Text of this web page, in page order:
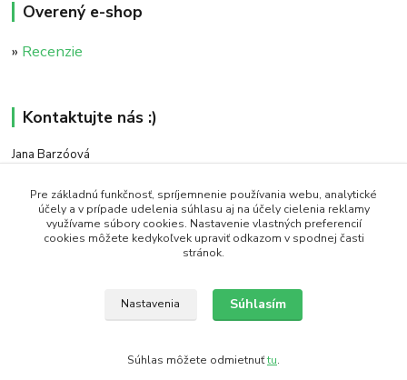
Overený e-shop
» Recenzie
Kontaktujte nás :)
Jana Barzóová
(PO - PIA, 8:00 - 18:00)
objednavky@naturaj.sk
Icons made by Smashicons from www.flaticon.com is licensed by CC 3.0 BY
Pre základnú funkčnosť, spríjemnenie používania webu, analytické
účely a v prípade udelenia súhlasu aj na účely cielenia reklamy
využívame súbory cookies. Nastavenie vlastných preferencií
cookies môžete kedykoľvek upraviť odkazom v spodnej časti
stránok.
Nastavenia Súhlasím
Súhlas môžete odmietnuťtu.